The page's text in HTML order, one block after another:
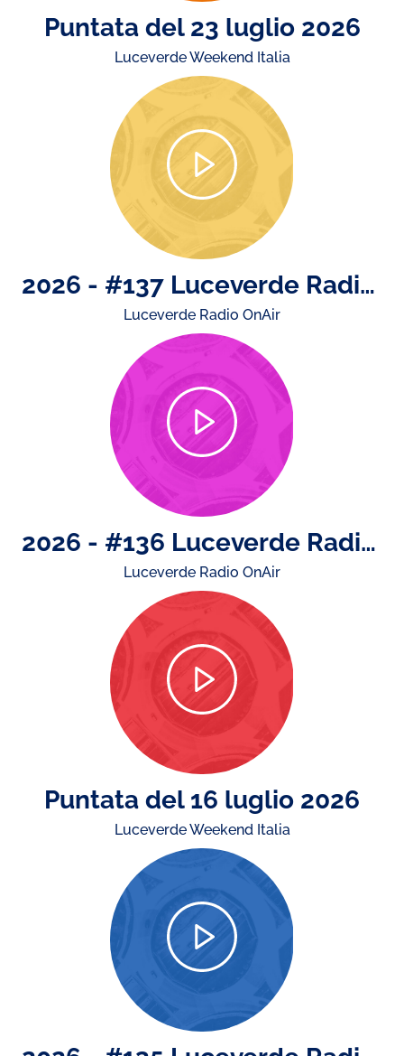
Puntata del 23 luglio 2026
Luceverde Weekend Italia
2026 - #137 Luceverde Radio OnAir di venerdì 17 luglio. Buone vacanze: Luceverde Radio OnAir torna lunedì 14 settembre!
Luceverde Radio OnAir
2026 - #136 Luceverde Radio OnAir di giovedì 16 luglio
Luceverde Radio OnAir
Puntata del 16 luglio 2026
Luceverde Weekend Italia